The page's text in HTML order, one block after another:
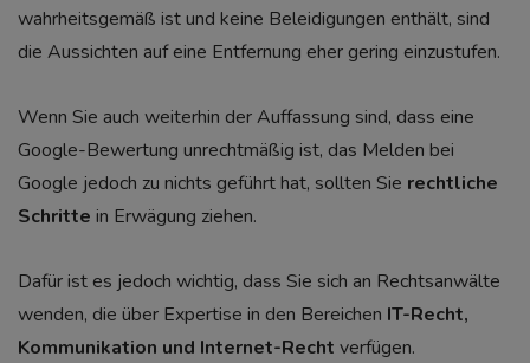
wahrheitsgemäß ist und keine Beleidigungen enthält, sind
die Aussichten auf eine Entfernung eher gering einzustufen.
Wenn Sie auch weiterhin der Auffassung sind, dass eine
Google-Bewertung unrechtmäßig ist, das Melden bei
Google jedoch zu nichts geführt hat, sollten Sie rechtliche
Schritte in Erwägung ziehen.
Dafür ist es jedoch wichtig, dass Sie sich an Rechtsanwälte
wenden, die über Expertise in den Bereichen IT-Recht,
Kommunikation und Internet-Recht verfügen.